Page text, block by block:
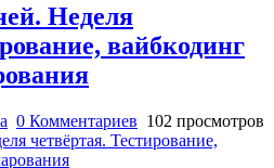
Неделя
вайбкодинг
0 Комментариев 102 просмотров